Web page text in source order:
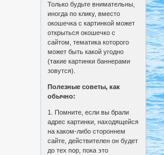
Только будьте внимательны,
иногда по клику, вместо
окошечка с картинкой может
открыться окошечко с
сайтом, тематика которого
может быть какой угодно
(такие картинки баннерами
зовутся).
Полезные советы, как
обычно:
1. Помните, если вы брали
адрес картинки, находящейся
на каком-либо стороннем
сайте, действителен он будет
до тех пор, пока это